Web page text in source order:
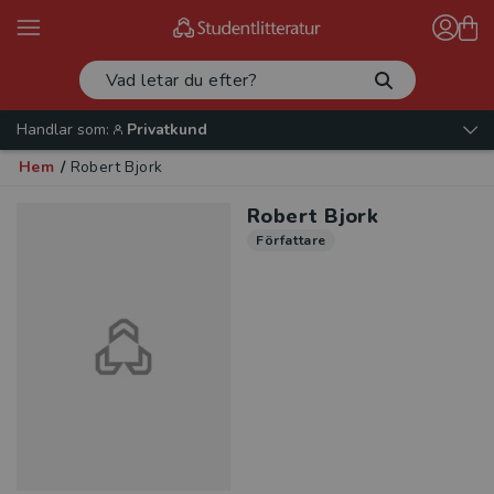
Handlar som:
Privatkund
Hem / Robert Bjork
Robert Bjork
Författare